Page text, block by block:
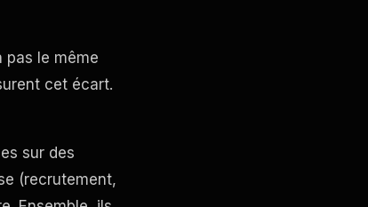
pas le même
cet écart.
sur des
(recrutement,